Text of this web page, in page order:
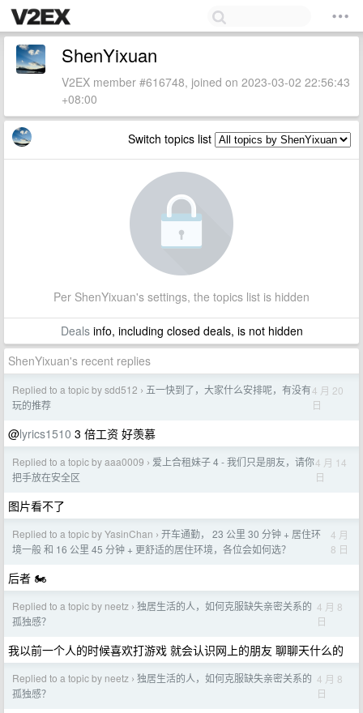
ShenYixuan
V2EX member #616748, joined on 2023-03-02 22:56:43
+08:00
Switch topics list
Per ShenYixuan's settings, the topics list is hidden
Dealsinfo, including closed deals, is not hidden
ShenYixuan's recent replies
Replied to a topic by sdd512 › 五一快到了，大家什么安排呢，有没有
玩的推荐
4 月 20
日
@lyrics1510 3 倍工资 好羡慕
Replied to a topic by aaa0009 › 爱上合租妹子 4 - 我们只是朋友，请你
把手放在安全区
4 月 14
日
图片看不了
Replied to a topic by YasinChan › 开车通勤， 23 公里 30 分钟 + 居住环
境一般 和 16 公里 45 分钟 + 更舒适的居住环境，各位会如何选？
4 月
8 日
后者 🏍️
Replied to a topic by neetz › 独居生活的人，如何克服缺失亲密关系的
孤独感？
4 月 8
日
我以前一个人的时候喜欢打游戏 就会认识网上的朋友 聊聊天什么的
Replied to a topic by neetz › 独居生活的人，如何克服缺失亲密关系的
孤独感？
4 月 8
日